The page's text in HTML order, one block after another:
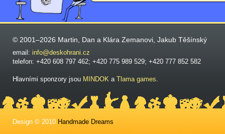
© 2001–2026 Martin, Dan a Klára Zemanovi, Jakub Těšínský
email: info@deskohrani.cz
telefon: +420 608 797 462; +420 775 989 529; +420 777 852 582
Hlavními sponzory jsou MINDOK a Tlama games.
Design © 2010 Handmade Dreams